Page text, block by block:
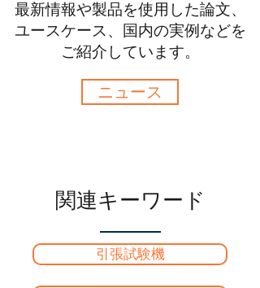
最新情報や製品を使用した論文、
ユースケース、国内の実例などを
ご紹介しています。
ニュース
関連キーワード
引張試験機